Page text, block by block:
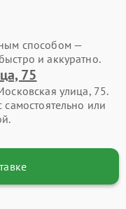
способом —
и аккуратно.
75
улица, 75.
самостоятельно или